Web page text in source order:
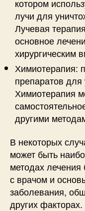
котором
лучи для
Лучевая
основное
хирургическим
Химиотерапия:
препаратов для
Химиотерапия
другими
В некоторых
может быть
методах лечения
с врачом и
заболевания,
других факторах.